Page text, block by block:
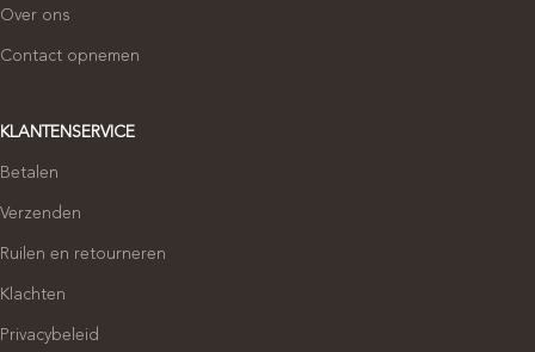
Over ons
Contact opnemen
KLANTENSERVICE
Betalen
Verzenden
Ruilen en retourneren
Klachten
Privacybeleid